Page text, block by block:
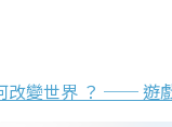
改變世界 ？ ── 遊